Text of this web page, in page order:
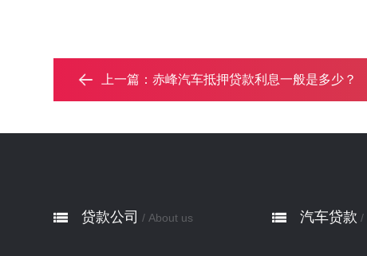
上一篇：赤峰汽车抵押贷款利息一般是多少？‌
贷款公司 / About us 汽车贷款 /